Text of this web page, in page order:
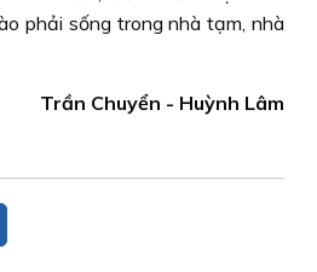
phải sống trong nhà tạm, nhà
Trần Chuyển - Huỳnh Lâm